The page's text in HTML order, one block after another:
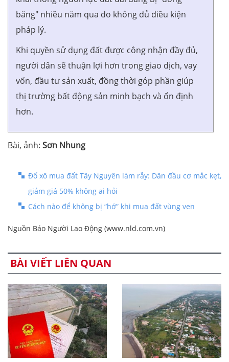
băng" nhiều năm qua do không đủ điều kiện
pháp lý.
Khi quyền sử dụng đất được công nhận đầy đủ,
người dân sẽ thuận lợi hơn trong giao dịch, vay
vốn, đầu tư sản xuất, đồng thời góp phần giúp
thị trường bất động sản minh bạch và ổn định
hơn.
Bài, ảnh: Sơn Nhung
Đổ xô mua đất Tây Nguyên làm rẫy: Dân đầu cơ mắc kẹt,
giảm giá 50% không ai hỏi
Cách nào để không bị “hớ” khi mua đất vùng ven
Nguồn Báo Người Lao Động (www.nld.com.vn)
BÀI VIẾT LIÊN QUAN